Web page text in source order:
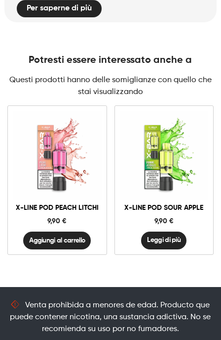
Per saperne di più
Potresti essere interessato anche a
Questi prodotti hanno delle somiglianze con quello che
stai visualizzando
X-LINE POD PEACH LITCHI
9,90€
10mg 20mg
X-
Line
quantità
Aggiungi al carrello
X-LINE POD SOUR APPLE
9,90 €
Leggi di più
Venta prohibida a menores de edad. Producto que
puede contener nicotina, una sustancia adictiva. No se
recomienda su uso por no fumadores.